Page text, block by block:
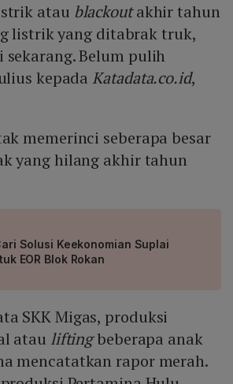
atau blackoutakhir tahun
listrik yang ditabrak truk,
sekarang. Belum pulih
kepada Katadata.co.id,
memerinci seberapa besar
yang hilang akhir tahun
Solusi Keekonomian Suplai
EOR Blok Rokan
SKK Migas, produksi
atau liftingbeberapa anak
mencatatkan rapor merah.